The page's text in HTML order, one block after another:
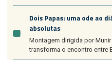
Dois Papas: uma ode ao
absolutas
Montagem dirigida por Munir
transforma o encontro entre